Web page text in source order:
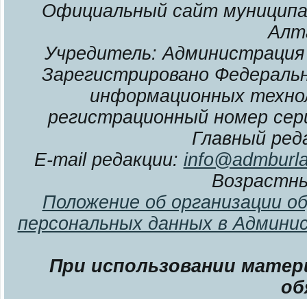
Официальный сайт
Учредитель: Администрация
Зарегистрировано
информационных
регистрационный номер
Главный
E-mail редакции:
Положение об организации
персональных данных в
При использовании